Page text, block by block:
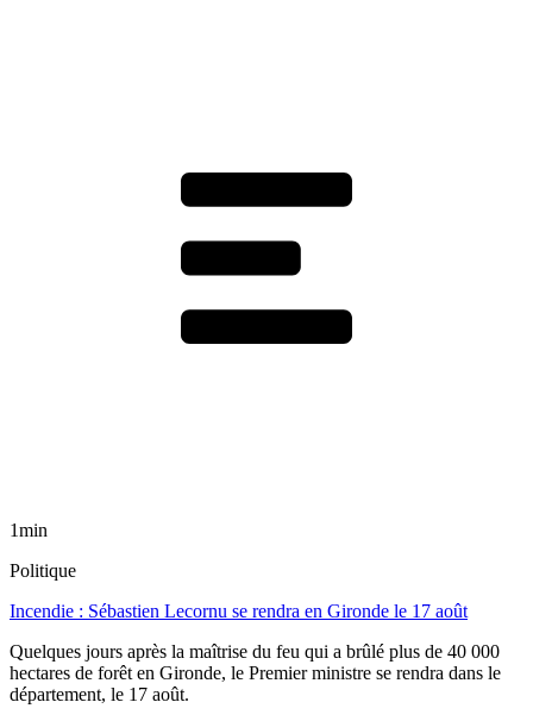
1min
Politique
Incendie : Sébastien Lecornu se rendra en Gironde le 17 août
Quelques jours après la maîtrise du feu qui a brûlé plus de 40 000
hectares de forêt en Gironde, le Premier ministre se rendra dans le
département, le 17 août.